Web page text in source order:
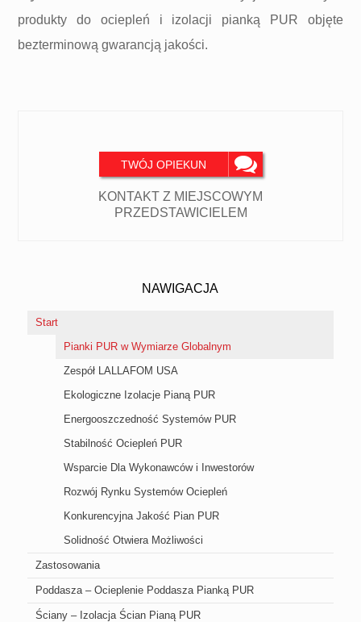
produkty do ociepleń i izolacji pianką PUR objęte
bezterminową gwarancją jakości.
TWÓJ OPIEKUN
KONTAKT Z MIEJSCOWYM
PRZEDSTAWICIELEM
NAWIGACJA
Start
Pianki PUR w Wymiarze Globalnym
Zespół LALLAFOM USA
Ekologiczne Izolacje Pianą PUR
Energooszczedność Systemów PUR
Stabilność Ociepleń PUR
Wsparcie Dla Wykonawców i Inwestorów
Rozwój Rynku Systemów Ociepleń
Konkurencyjna Jakość Pian PUR
Solidność Otwiera Możliwości
Zastosowania
Poddasza – Ocieplenie Poddasza Pianką PUR
Ściany – Izolacja Ścian Pianą PUR